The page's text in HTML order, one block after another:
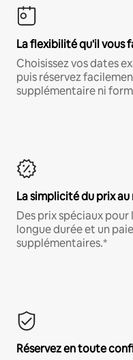
La flexibilité qu'il vous
Choisissez vos dates
puis réservez
supplémentaire ni
La simplicité du prix au
Des prix spéciaux
longue durée et un
supplémentaires.*
Réservez en toute